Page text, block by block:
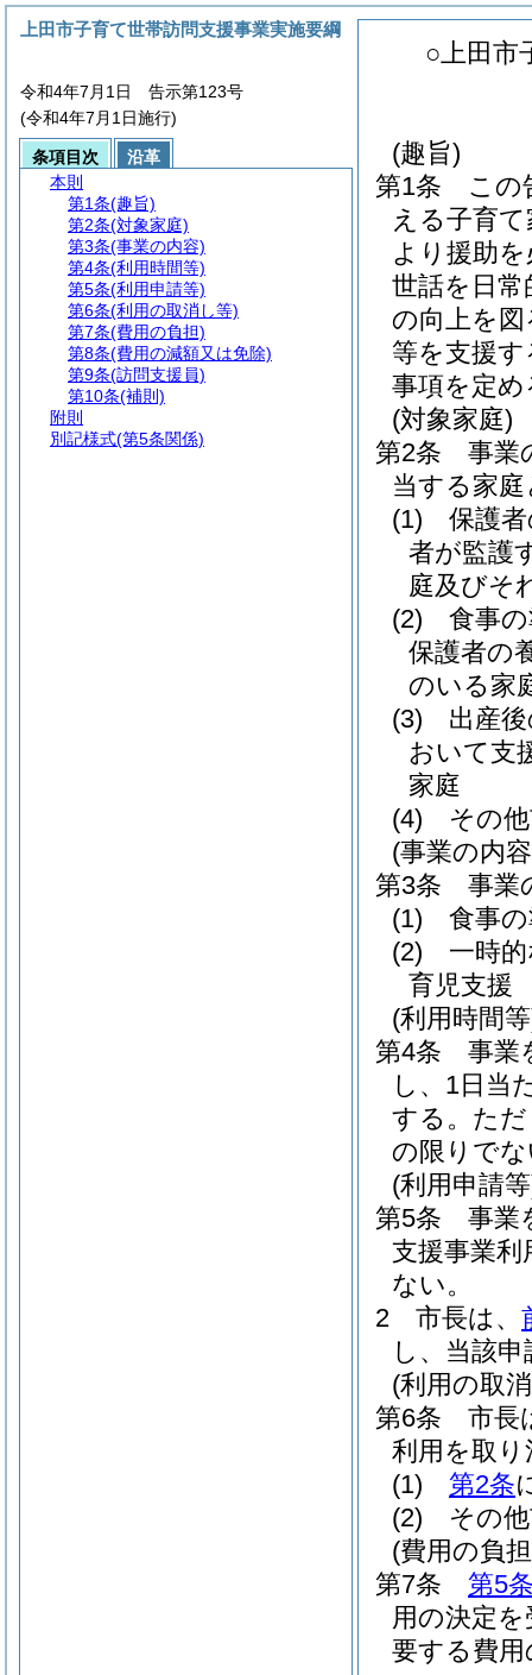
○上田市
(趣旨)
第1条
この
える子育
より援助
世話を日
の向上を
等を支援
事項を定
(対象家庭)
第2条
事業
当する家
(1)
保護
者が監護
庭及びそ
(2)
食事
保護者の
のいる家
(3)
出産
おいて支
家庭
(4)
その
(事業の内
第3条
事業
(1)
食事
(2)
一時
育児支援
(利用時間
第4条
事業
し、1日当
する。 た
の限りで
(利用申請
第5条
事業
支援事業利
ない。
2
市長は、
し、当該
(利用の取
第6条
市長
利用を取
(1)
第2条
(2)
その
(費用の負
第7条
第5
用の決定
要する費
上田市子育て世帯訪問支援事業実施要綱
令和4年7月1日 告示第123号
(令和4年7月1日施行)
条項目次
沿革
本則
第1条(趣旨)
第2条(対象家庭)
第3条(事業の内容)
第4条(利用時間等)
第5条(利用申請等)
第6条(利用の取消し等)
第7条(費用の負担)
第8条(費用の減額又は免除)
第9条(訪問支援員)
第10条(補則)
附則
別記様式(第5条関係)